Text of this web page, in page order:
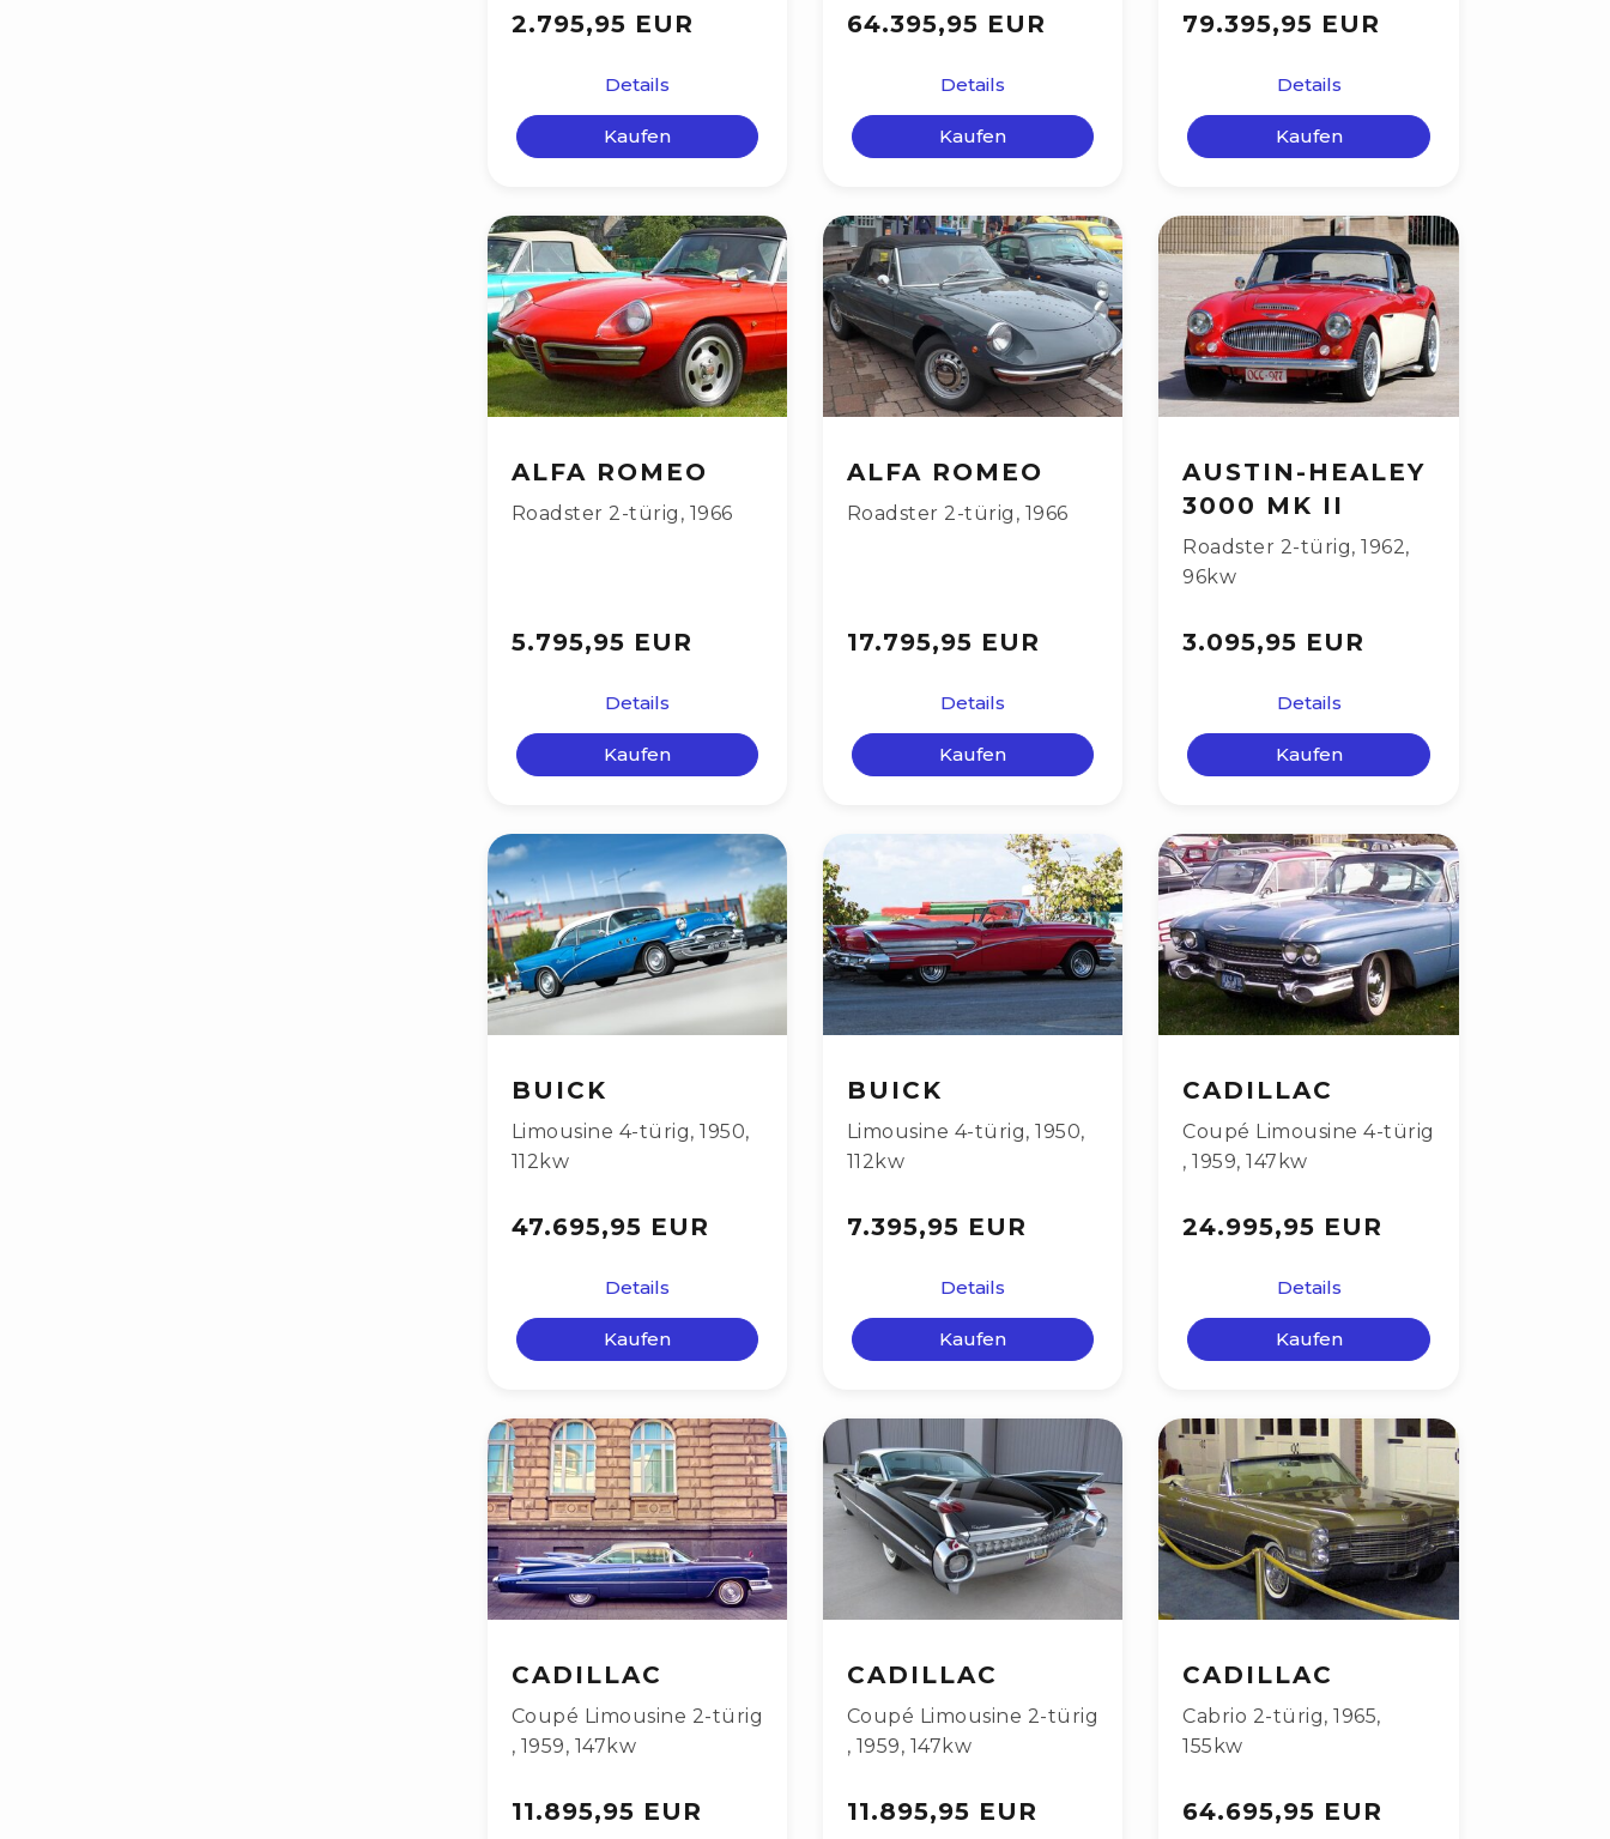
2.795,95 EUR
Details
Kaufen
64.395,95 EUR
Details
Kaufen
79.395,95 EUR
Details
Kaufen
ALFA ROMEO
Roadster 2-türig , 1966
5.795,95 EUR
Details
Kaufen
ALFA ROMEO
Roadster 2-türig , 1966
17.795,95 EUR
Details
Kaufen
AUSTIN-HEALEY
3000 MK II
Roadster 2-türig,1962,
96kw
3.095,95 EUR
Details
Kaufen
BUICK
Limousine 4-türig, 1950,
112kw
47.695,95 EUR
Details
Kaufen
BUICK
Limousine 4-türig,1950,
112kw
7.395,95 EUR
Details
Kaufen
CADILLAC
Coupé Limousine 4-türig
,1959,147kw
24.995,95 EUR
Details
Kaufen
CADILLAC
Coupé Limousine 2-türig
, 1959, 147kw
11.895,95 EUR
CADILLAC
Coupé Limousine 2-türig
, 1959, 147kw
11.895,95 EUR
CADILLAC
Cabrio 2-türig,1965,
155kw
64.695,95 EUR